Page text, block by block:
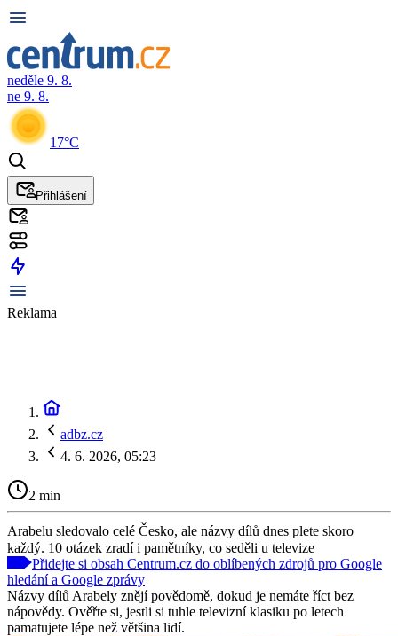
neděle 9. 8.
ne 9. 8.
17°C
Přihlášení
Reklama
adbz.cz
4. 6. 2026, 05:23
2 min
Arabelu sledovalo celé Česko, ale názvy dílů dnes plete skoro
každý. 10 otázek zradí i pamětníky, co seděli u televize
Přidejte si obsah Centrum.cz do oblíbených zdrojů pro Google
hledání a Google zprávy
Názvy dílů Arabely znějí povědomě, dokud je nemáte říct bez
nápovědy. Ověřte si, jestli si tuhle televizní klasiku po letech
pamatujete lépe než většina lidí.